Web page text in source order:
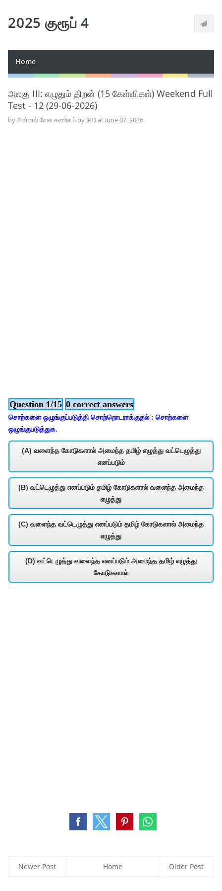
2025 குரூப் 4
Home
அலகு III: எழுதும் திறன் (15 கேள்விகள்) Weekend Full
Test - 12 (29-06-2026)
byமின்னல் வேக கணிதம் by JPDat June 07, 2026
Question 1/15 0 correct answers
சொற்களை ஒழுங்குப்படுத்தி சொற்றொடராக்குதல் : சொற்களை
ஒழுங்குபடுத்துக.
(A) வளைந்த கோடுகளால் அமைந்த தமிழ் எழுத்து வட்டெழுத்து
எனப்படும்
(B) வட்டெழுத்து எனப்படும் தமிழ் கோடுகளால் வளைந்த அமைந்த
எழுத்து
(C) வளைந்த வட்டெழுத்து எனப்படும் தமிழ் கோடுகளால் அமைந்த
எழுத்து
(D) வட்டெழுத்து வளைந்த எனப்படும் அமைந்த தமிழ் எழுத்து
கோடுகளால்
Newer Post Older Post
Home